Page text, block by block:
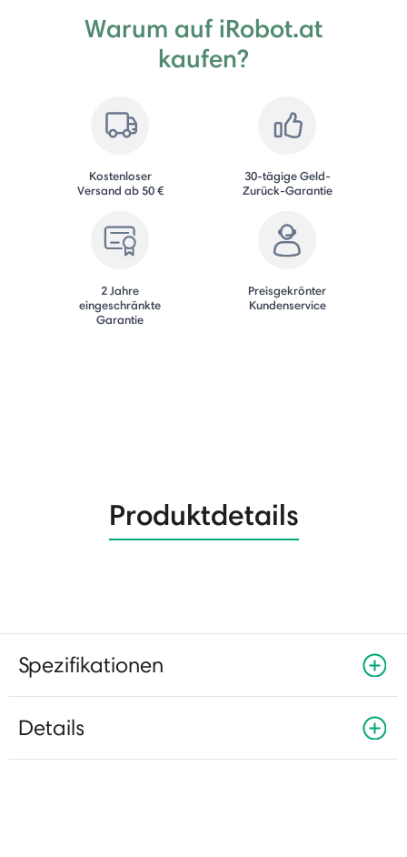
Warum auf iRobot.at
kaufen?
Kostenloser
Versand ab 50 €
30-tägige Geld-
Zurück-Garantie
2 Jahre
eingeschränkte
Garantie
Preisgekrönter
Kundenservice
Produktdetails
Spezifikationen
Details